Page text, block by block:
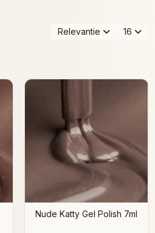
Relevantie 16
Nude Katty Gel Polish 7ml